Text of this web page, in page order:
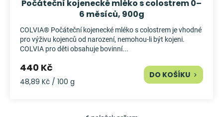
Počáteční kojenecké mléko s colostrem 0–
6 měsíců, 900g
COLVIA® Počáteční kojenecké mléko s colostrem je vhodné
pro výživu kojenců od narození, nemohou-li být kojeni.
COLVIA pro děti obsahuje bovinní...
440 Kč
Měrná
48,89 Kč / 100 g
DO KOŠÍKU